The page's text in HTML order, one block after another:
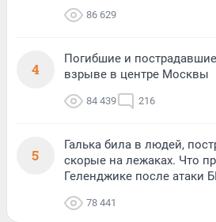
86 629
4
Погибшие и
взрыве в центре Москвы
84 439 216
5
Галька била в людей,
скорые на лежаках. Что
Геленджике после атаки
78 441